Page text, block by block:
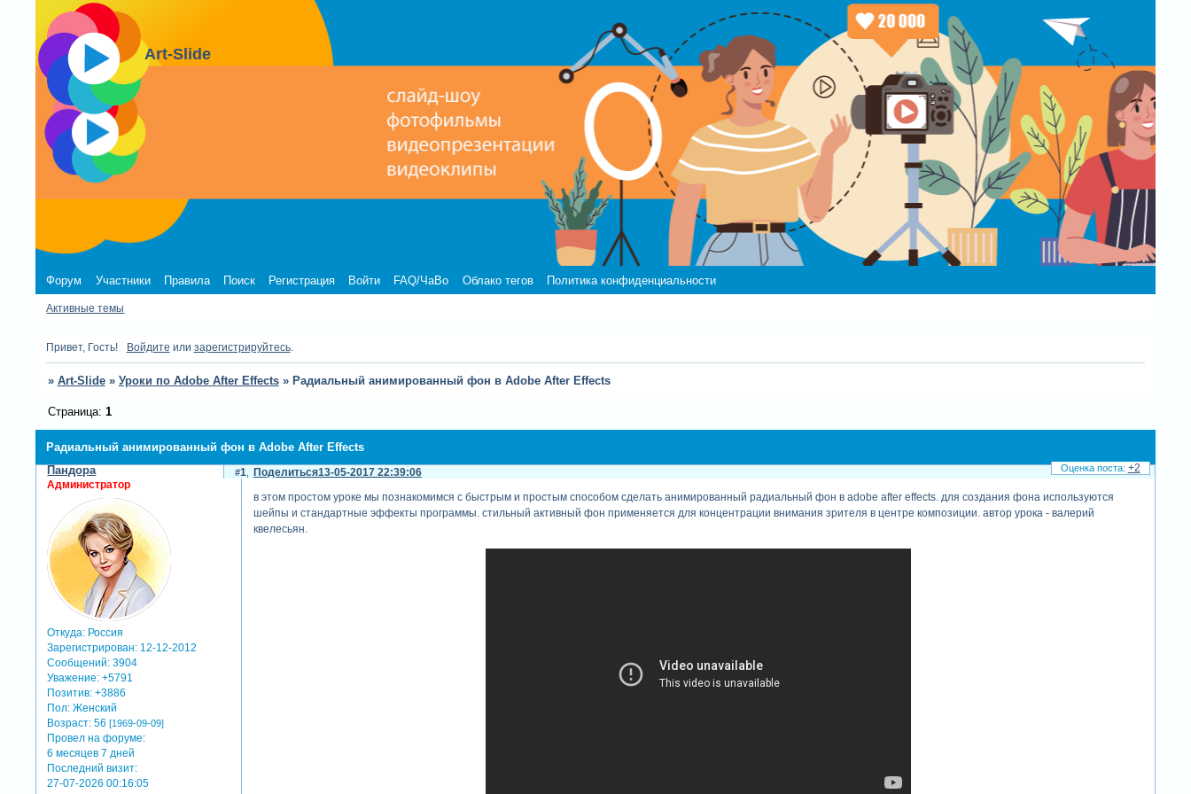
Art-Slide
Форум Участники Правила Поиск Регистрация Войти FAQ/ЧаВо Облако тегов Политика конфиденциальности
Активные темы
Привет, Гость! Войдите или зарегистрируйтесь.
» Art-Slide » Уроки по Adobe After Effects » Радиальный анимированный фон в Adobe After Effects
Радиальный анимированный фон в Adobe After Effects
Страница: 1
Поделиться
1 13-05-2017 22:39:06
Пандора
Администратор
Откуда: Россия
Зарегистрирован: 12-12-2012
Сообщений: 3904
Уважение: +5791
Позитив: +3886
Пол: Женский
Возраст: 56[1969-09-09]
Провел на форуме:
6 месяцев 7 дней
Последний визит:
27-07-2026 00:16:05
в этом простом уроке мы познакомимся с быстрым и простым способом сделать анимированный радиальный фон в adobe after effects. для создания фона используются
шейпы и стандартные эффекты программы. стильный активный фон применяется для концентрации внимания зрителя в центре композиции. автор урока - валерий
квелесьян.
+2